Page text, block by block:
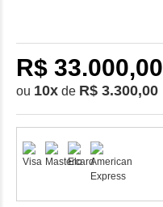
R$ 33.000,00
ou 10x de R$ 3.300,00